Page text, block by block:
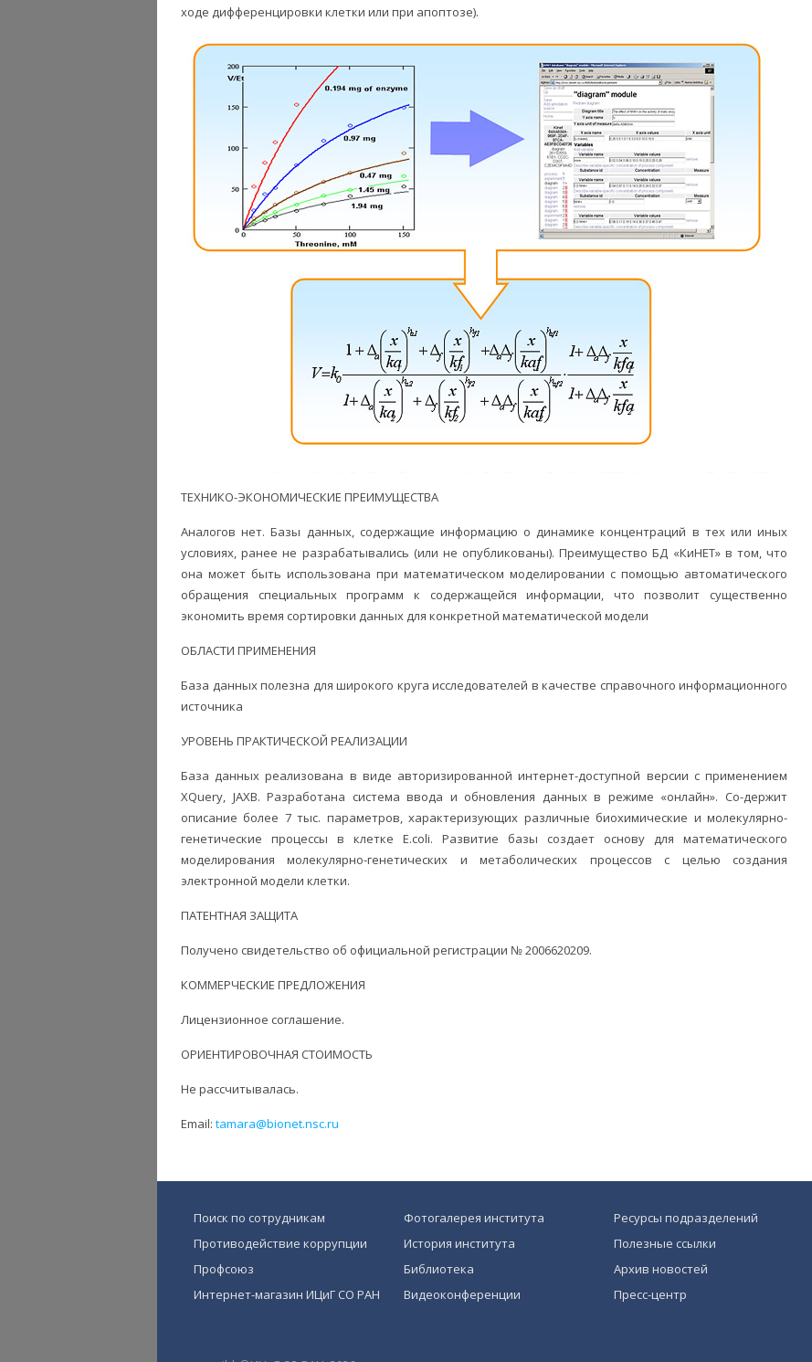
ходе дифференцировки клетки или при апоптозе).
ТЕХНИКО-ЭКОНОМИЧЕСКИЕ ПРЕИМУЩЕСТВА
Аналогов нет. Базы данных, содержащие информацию о динамике концентраций в тех или иных
условиях, ранее не разрабатывались (или не опубликованы). Преимущество БД «КиНЕТ» в том, что
она может быть использована при математическом моделировании с помощью автоматического
обращения специальных программ к содержащейся информации, что позволит существенно
экономить время сортировки данных для конкретной математической модели
ОБЛАСТИ ПРИМЕНЕНИЯ
База данных полезна для широкого круга исследователей в качестве справочного информационного
источника
УРОВЕНЬ ПРАКТИЧЕСКОЙ РЕАЛИЗАЦИИ
База данных реализована в виде авторизированной интернет-доступной версии с применением
XQuery, JAXB. Разработана система ввода и обновления данных в режиме «онлайн». Со-держит
описание более 7 тыс. параметров, характеризующих различные биохимические и молекулярно-
генетические процессы в клетке E.coli. Развитие базы создает основу для математического
моделирования молекулярно-генетических и метаболических процессов c целью создания
электронной модели клетки.
ПАТЕНТНАЯ ЗАЩИТА
Получено свидетельство об официальной регистрации № 2006620209.
КОММЕРЧЕСКИЕ ПРЕДЛОЖЕНИЯ
Лицензионное соглашение.
ОРИЕНТИРОВОЧНАЯ СТОИМОСТЬ
Не рассчитывалась.
Email: tamara@bionet.nsc.ru
Поиск по сотрудникам
Противодействие коррупции
Профсоюз
Интернет-магазин ИЦиГ СО РАН
Фотогалерея института
История института
Библиотека
Видеоконференции
Ресурсы подразделений
Полезные ссылки
Архив новостей
Пресс-центр